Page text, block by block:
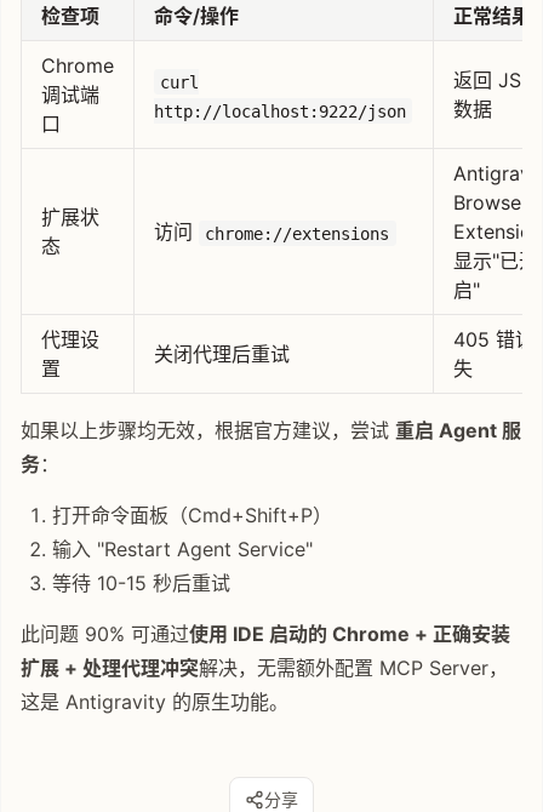
检查项 命令/操作 正常结果
Chrome
调试端
口
curl
http://localhost:9222/json
返回
数据
扩展状
态
访问 chrome://extensions
Browser
Extension
显示"已开
启"
代理设
置
关闭代理后重试
405 错误
失
如果以上步骤均无效，根据官方建议，尝试 重启 Agent 服
务：
打开命令面板（Cmd+Shift+P）
输入 "Restart Agent Service"
等待 10-15 秒后重试
此问题 90% 可通过使用 IDE 启动的 Chrome + 正确安装
扩展 + 处理代理冲突解决，无需额外配置 MCP Server，
这是 Antigravity 的原生功能。
分享